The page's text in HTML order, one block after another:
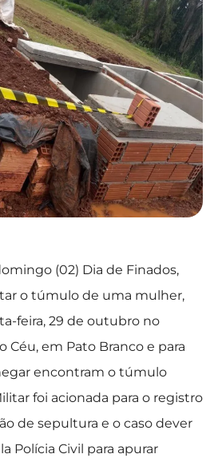
(02) Dia de Finados,
o túmulo de uma mulher,
feira, 29 de outubro no
Céu, em Pato Branco e para
encontram o túmulo
foi acionada para o registro
de sepultura e o caso dever
Polícia Civil para apurar